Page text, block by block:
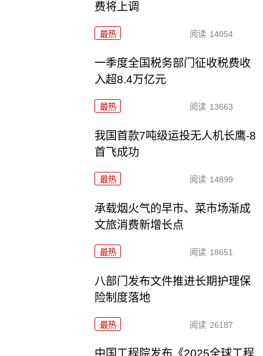
费将上调
最热 阅读 14054
一季度全国税务部门征收税费收
入超8.4万亿元
最热 阅读 13663
我国首款7吨级运投无人机长鹰-8
首飞成功
最热 阅读 14899
承载烟火气的早市、菜市场渐成
文旅消费新增长点
最热 阅读 18651
八部门发布文件推进长期护理保
险制度落地
最热 阅读 26187